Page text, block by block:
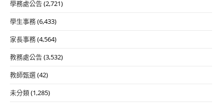
學務處公告(2,721)
學生事務(6,433)
家長事務(4,564)
教務處公告(3,532)
教師甄選(42)
未分類(1,285)